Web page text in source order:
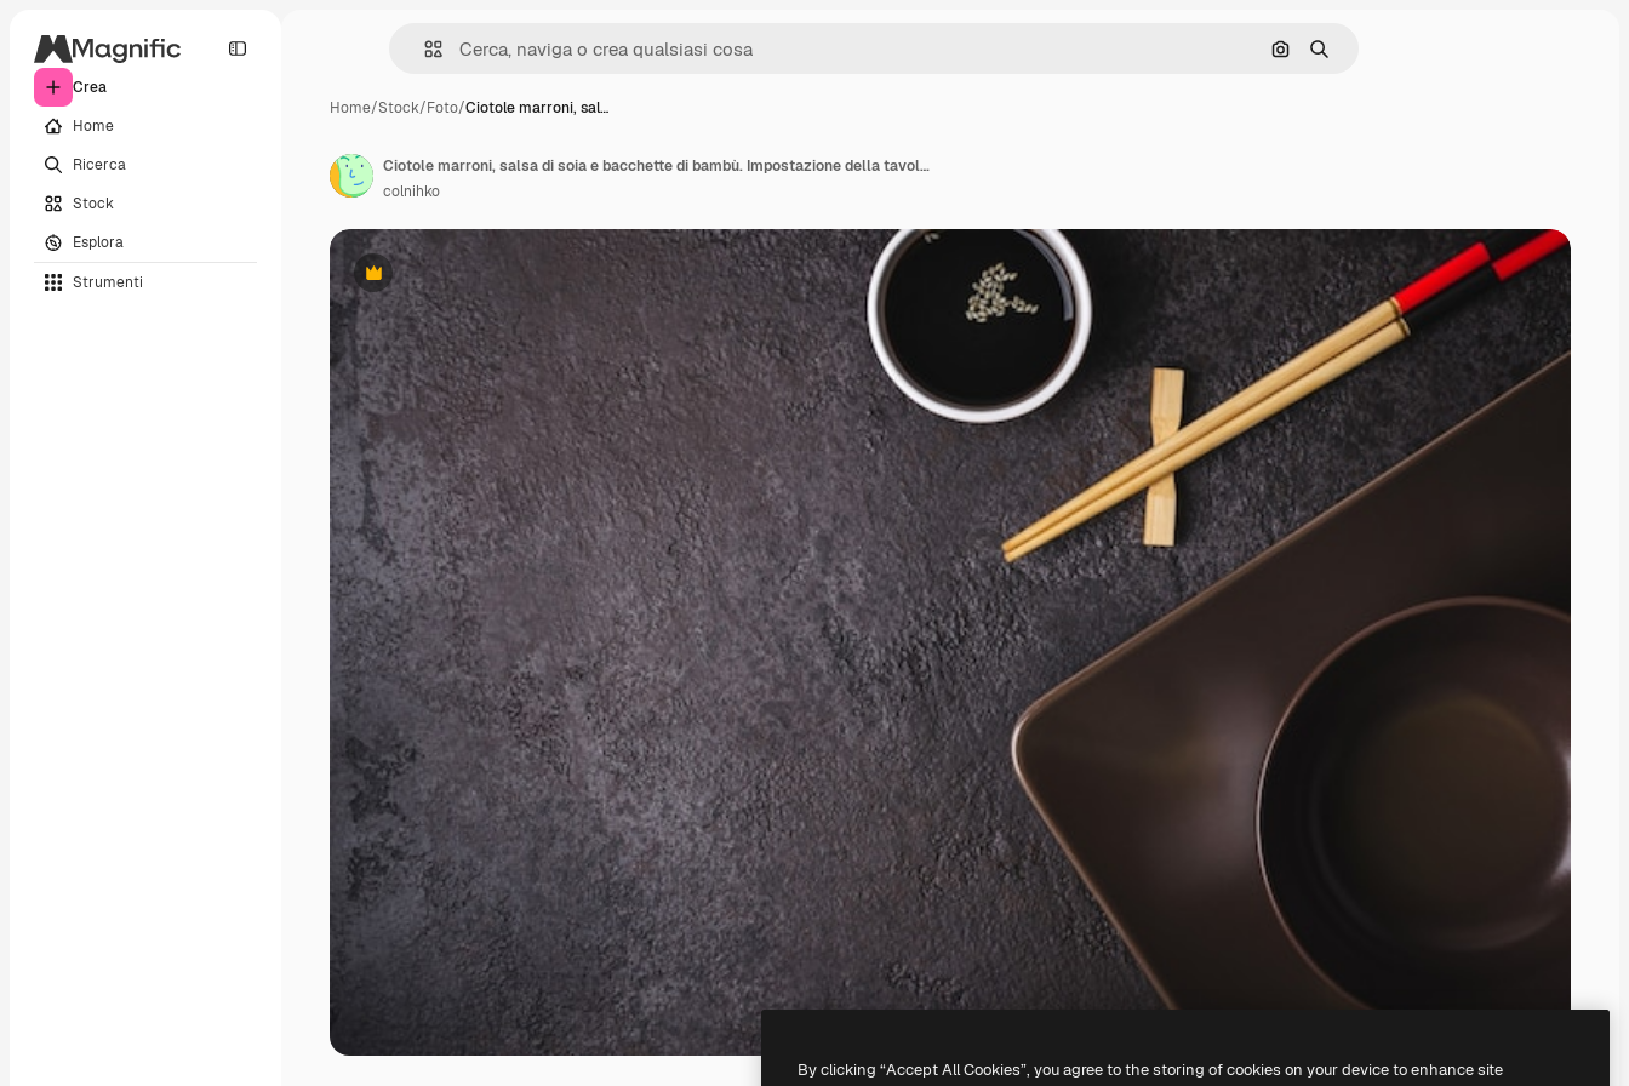
Crea
Home
Ricerca
Stock
Esplora
Strumenti
Cerca per immagine
Ricerca
Home/Stock/Foto/Ciotole marroni, sal…
Premium
Ciotole marroni, salsa di soia e bacchette di bambù. Impostazione della tavola asiatica.
colnihko
By clicking “Accept All Cookies”, you agree to the storing of cookies on your device to enhance site